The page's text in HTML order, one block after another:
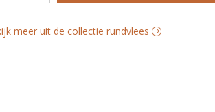
meer uit de collectie rundvlees